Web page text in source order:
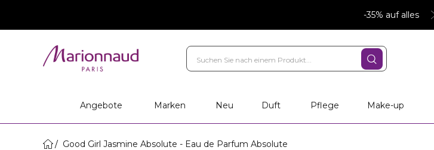
-35% auf alles
Angebote Marken Neu Duft Pflege Make-up
Good Girl Jasmine Absolute - Eau de Parfum Absolute